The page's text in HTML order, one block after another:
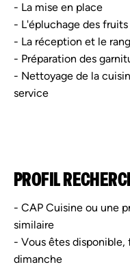
- La mise en place
- L'épluchage des
- La réception et le
- Préparation des
- Nettoyage de la
service
PROFIL
- CAP Cuisine ou une
similaire
- Vous êtes
dimanche